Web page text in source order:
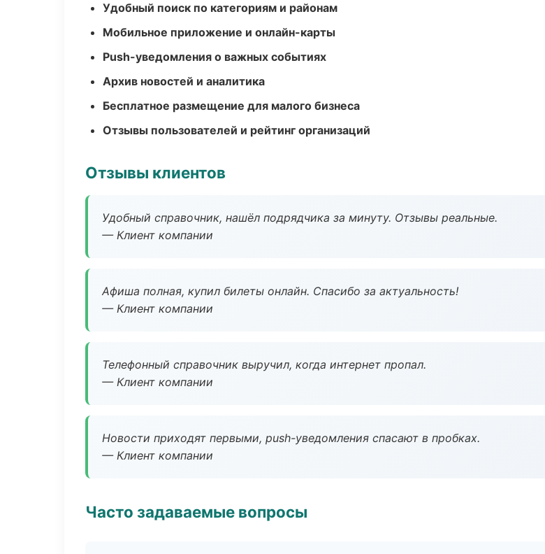
Удобный поиск по категориям и районам
Мобильное приложение и онлайн-карты
Push-уведомления о важных событиях
Архив новостей и аналитика
Бесплатное размещение для малого бизнеса
Отзывы пользователей и рейтинг организаций
Отзывы клиентов
Удобный справочник, нашёл подрядчика за минуту. Отзывы реальные.
— Клиент компании
Афиша полная, купил билеты онлайн. Спасибо за актуальность!
— Клиент компании
Телефонный справочник выручил, когда интернет пропал.
— Клиент компании
Новости приходят первыми, push-уведомления спасают в пробках.
— Клиент компании
Часто задаваемые вопросы